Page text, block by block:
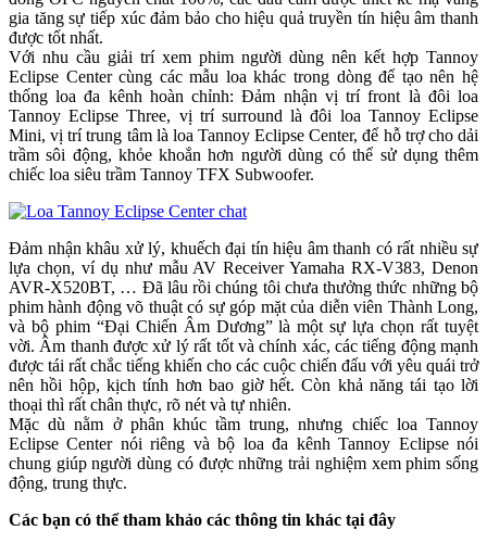
gia tăng sự tiếp xúc đảm bảo cho hiệu quả truyền tín hiệu âm thanh
được tốt nhất.
Với nhu cầu giải trí xem phim người dùng nên kết hợp Tannoy
Eclipse Center cùng các mẫu loa khác trong dòng để tạo nên hệ
thống loa đa kênh hoàn chỉnh: Đảm nhận vị trí front là đôi loa
Tannoy Eclipse Three, vị trí surround là đôi loa Tannoy Eclipse
Mini, vị trí trung tâm là loa Tannoy Eclipse Center, để hỗ trợ cho dải
trầm sôi động, khỏe khoắn hơn người dùng có thể sử dụng thêm
chiếc loa siêu trầm Tannoy TFX Subwoofer.
Đảm nhận khâu xử lý, khuếch đại tín hiệu âm thanh có rất nhiều sự
lựa chọn, ví dụ như mẫu AV Receiver Yamaha RX-V383, Denon
AVR-X520BT, … Đã lâu rồi chúng tôi chưa thưởng thức những bộ
phim hành động võ thuật có sự góp mặt của diễn viên Thành Long,
và bộ phim “Đại Chiến Âm Dương” là một sự lựa chọn rất tuyệt
vời. Âm thanh được xử lý rất tốt và chính xác, các tiếng động mạnh
được tái rất chắc tiếng khiến cho các cuộc chiến đấu với yêu quái trở
nên hồi hộp, kịch tính hơn bao giờ hết. Còn khả năng tái tạo lời
thoại thì rất chân thực, rõ nét và tự nhiên.
Mặc dù nằm ở phân khúc tầm trung, nhưng chiếc loa Tannoy
Eclipse Center nói riêng và bộ loa đa kênh Tannoy Eclipse nói
chung giúp người dùng có được những trải nghiệm xem phim sống
động, trung thực.
Các bạn có thể tham khảo các thông tin khác tại đây